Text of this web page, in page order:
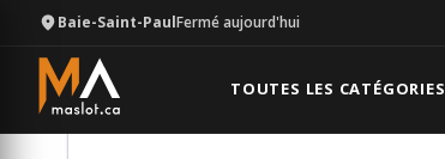
Baie-Saint-PaulFermé aujourd'hui
TOUTES LES CATÉGORIES
Équipement Pneumatique (air)